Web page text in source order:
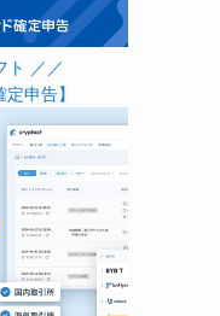
ト ／／
申告】